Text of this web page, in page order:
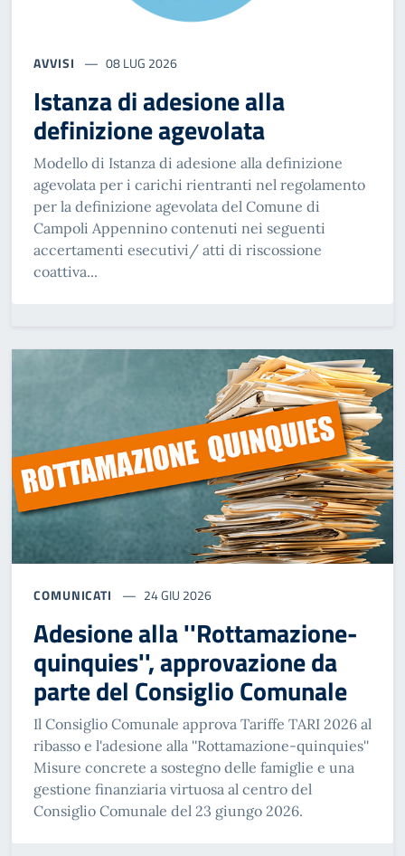
AVVISI 08 LUG 2026
Istanza di adesione alla
definizione agevolata
Modello di Istanza di adesione alla definizione
agevolata per i carichi rientranti nel regolamento
per la definizione agevolata del Comune di
Campoli Appennino contenuti nei seguenti
accertamenti esecutivi/ atti di riscossione
coattiva...
COMUNICATI 24 GIU 2026
Adesione alla ''Rottamazione-
quinquies'', approvazione da
parte del Consiglio Comunale
Il Consiglio Comunale approva Tariffe TARI 2026 al
ribasso e l'adesione alla ''Rottamazione-quinquies''
Misure concrete a sostegno delle famiglie e una
gestione finanziaria virtuosa al centro del
Consiglio Comunale del 23 giungo 2026.